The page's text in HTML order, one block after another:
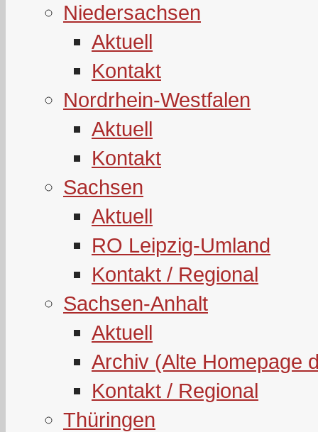
Niedersachsen
Aktuell
Kontakt
Nordrhein-Westfalen
Aktuell
Kontakt
Sachsen
Aktuell
RO Leipzig-Umland
Kontakt / Regional
Sachsen-Anhalt
Aktuell
Archiv (Alte Homepage
Kontakt / Regional
Thüringen